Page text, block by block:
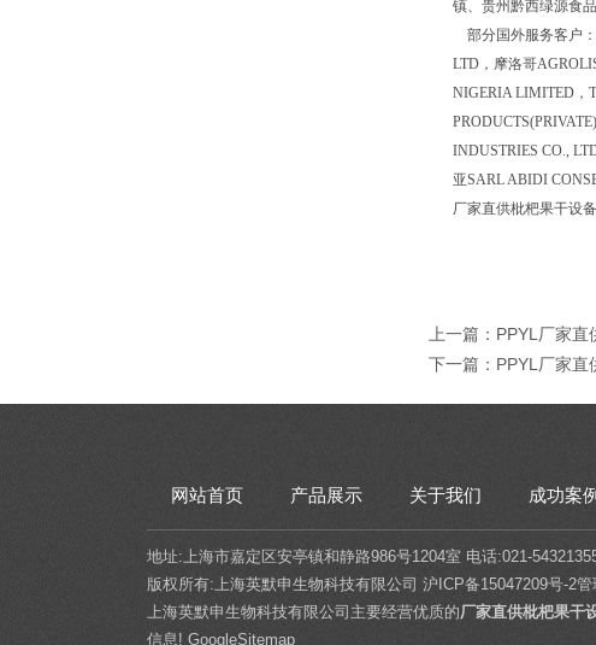
镇、贵州黔西绿源食
部分国外服务客户
LTD，摩洛哥
NIGERIA LIMITED
INDUSTRIES CO.,
亚SARL ABIDI
厂家直供枇杷果干设
上一篇： PPYL厂家直
下一篇： PPYL厂家直
网站首页 产品展示 关于我们 成功案
地址:上海市嘉定区安亭镇和静路986号1204室 电话:021-
版权所有:上海英默申生物科技有限公司 沪ICP备15047209号-2管
上海英默申生物科技有限公司主要经营优质的厂家直供枇杷果干
信息! GoogleSitemap